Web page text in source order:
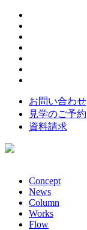
お問い合わせ
見学のご予約
資料請求
Concept
News
Column
Works
Flow